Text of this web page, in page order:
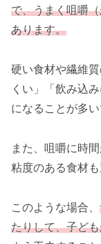
で、うまく咀嚼
あります。
硬い食材や繊維
くい」「飲み込
になることが多い
また、咀嚼に時
粘度のある食材も
このような場合、
たりして、子ど